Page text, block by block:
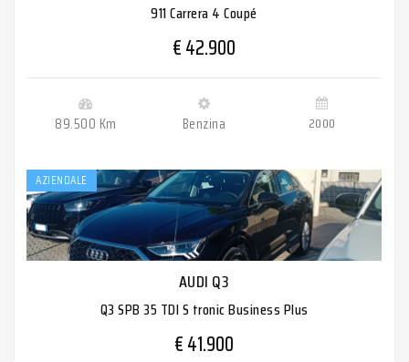
911 Carrera 4 Coupé
€ 42.900
89.500 Km Benzina 2000
AZIENDALE
AUDI Q3
Q3 SPB 35 TDI S tronic Business Plus
€ 41.900